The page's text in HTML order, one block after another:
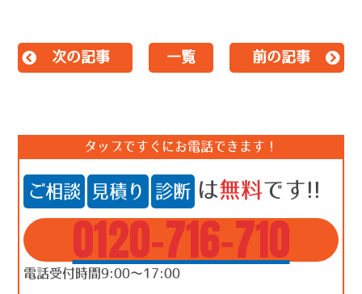
次の記事 一覧 前の記事
タップですぐにお電話できます！
ご相談 見積り 診断 は無料です!!
0120-716-710
電話受付時間9:00～17:00